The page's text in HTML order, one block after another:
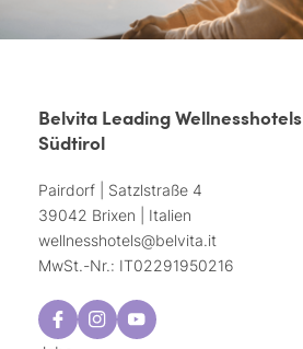
Belvita Leading Wellnesshotels
Südtirol
Pairdorf | Satzlstraße 4
39042 Brixen | Italien
wellnesshotels@belvita.it
MwSt.-Nr.: IT02291950216